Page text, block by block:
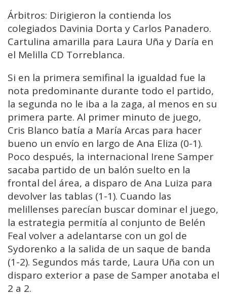
Árbitros: Dirigieron la contienda los
colegiados Davinia Dorta y Carlos Panadero.
Cartulina amarilla para Laura Uña y Daría en
el Melilla CD Torreblanca.
Si en la primera semifinal la igualdad fue la
nota predominante durante todo el partido,
la segunda no le iba a la zaga, al menos en su
primera parte. Al primer minuto de juego,
Cris Blanco batía a María Arcas para hacer
bueno un envío en largo de Ana Eliza (0-1).
Poco después, la internacional Irene Samper
sacaba partido de un balón suelto en la
frontal del área, a disparo de Ana Luiza para
devolver las tablas (1-1). Cuando las
melillenses parecían buscar dominar el juego,
la estrategia permitía al conjunto de Belén
Feal volver a adelantarse con un gol de
Sydorenko a la salida de un saque de banda
(1-2). Segundos más tarde, Laura Uña con un
disparo exterior a pase de Samper anotaba el
2 a 2.